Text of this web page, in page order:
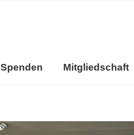
Spenden Mitgliedschaft